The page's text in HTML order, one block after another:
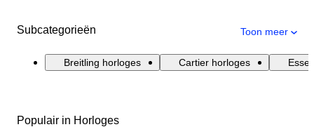
Subcategorieën Toon meer
Breitling horloges Cartier horloges
Populair in Horloges